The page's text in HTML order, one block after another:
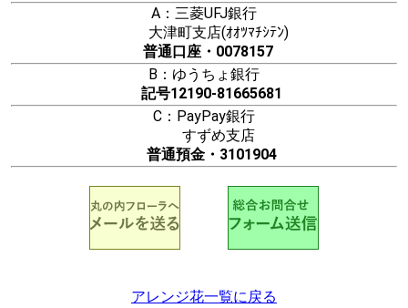
A：三菱UFJ銀行
大津町支店(ｵｵﾂﾏﾁｼﾃﾝ)
普通口座・0078157
B：ゆうちょ銀行
記号12190-81665681
C：PayPay銀行
すずめ支店
普通預金・3101904
アレンジ花一覧に戻る